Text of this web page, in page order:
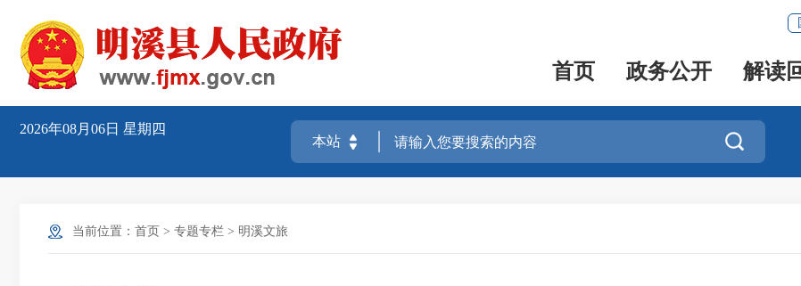
首页 政务公开 解读
2026年08月06日 星期四

当前位置： 首页 > 专题专栏 > 明溪文旅